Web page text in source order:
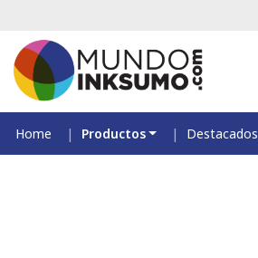
Home Productos Destacados